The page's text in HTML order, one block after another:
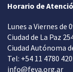
Horario de
Lunes a Viernes de
Ciudad de La Paz
Ciudad Autónoma
Tel: +54 11 4780
info@feva.org.ar